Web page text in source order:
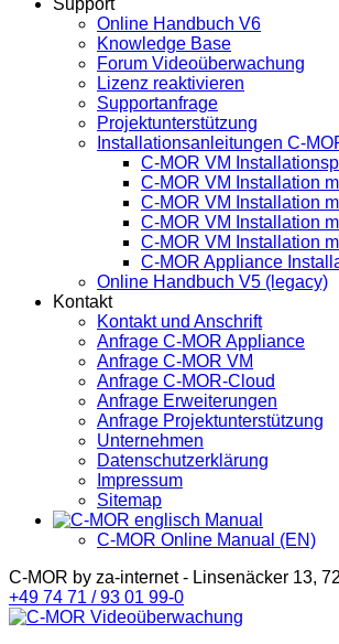
Support
Online Handbuch V6
Knowledge Base
Forum Videoüberwachung
Lizenz reaktivieren
Supportanfrage
Projektunterstützung
Installationsanleitungen C-
C-MOR VM
C-MOR VM Installation
C-MOR VM Installation
C-MOR VM Installation
C-MOR VM Installation
C-MOR Appliance
Online Handbuch V5 (legacy)
Kontakt
Kontakt und Anschrift
Anfrage C-MOR Appliance
Anfrage C-MOR VM
Anfrage C-MOR-Cloud
Anfrage Erweiterungen
Anfrage Projektunterstützung
Unternehmen
Datenschutzerklärung
Impressum
Sitemap
C-MOR Online Manual (EN)
C-MOR by za-internet - Linsenäcker 13,
+49 74 71 / 93 01 99-0